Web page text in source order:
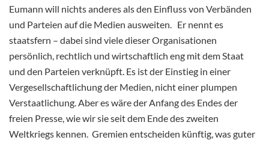
Eumann will nichts anderes als den Einfluss von Verbänden
und Parteien auf die Medien ausweiten. Er nennt es
staatsfern – dabei sind viele dieser Organisationen
persönlich, rechtlich und wirtschaftlich eng mit dem Staat
und den Parteien verknüpft. Es ist der Einstieg in einer
Vergesellschaftlichung der Medien, nicht einer plumpen
Verstaatlichung. Aber es wäre der Anfang des Endes der
freien Presse, wie wir sie seit dem Ende des zweiten
Weltkriegs kennen. Gremien entscheiden künftig, was guter